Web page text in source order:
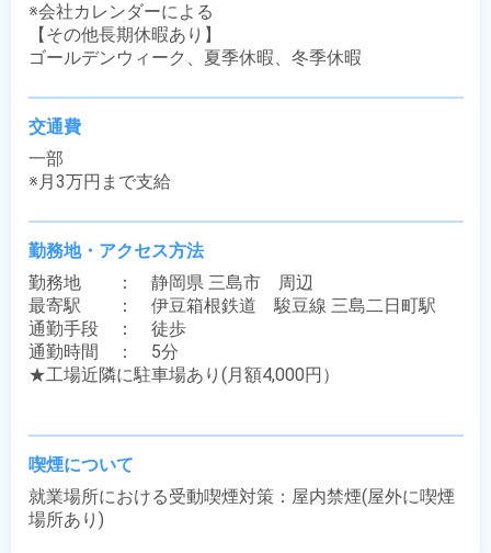
※会社カレンダーによる
【その他長期休暇あり】
ゴールデンウィーク、夏季休暇、冬季休暇
交通費
一部
※月3万円まで支給
勤務地・アクセス方法
勤務地　　：　静岡県 三島市　周辺
最寄駅　　：　伊豆箱根鉄道　駿豆線 三島二日町駅
通勤手段　：　徒歩
通勤時間　：　5分
★工場近隣に駐車場あり(月額4,000円）
喫煙について
就業場所における受動喫煙対策：屋内禁煙(屋外に喫煙
場所あり)